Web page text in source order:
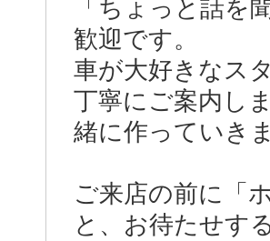
「ちょっと話を
歓迎です。
車が大好きなス
丁寧にご案内し
緒に作っていき
ご来店の前に「
と、お待たせす